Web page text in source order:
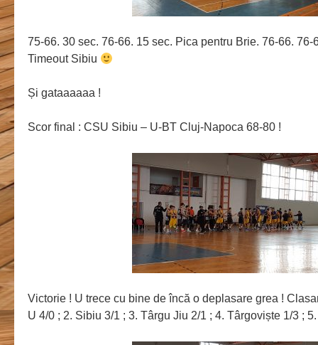
75-66. 30 sec. 76-66. 15 sec. Pica pentru Brie. 76-66. 76-
Timeout Sibiu
Și gataaaaaa !
Scor final : CSU Sibiu – U-BT Cluj-Napoca 68-80 !
Victorie ! U trece cu bine de încă o deplasare grea !
U 4/0 ; 2. Sibiu 3/1 ; 3. Târgu Jiu 2/1 ; 4. Târgoviște 1/3 ;